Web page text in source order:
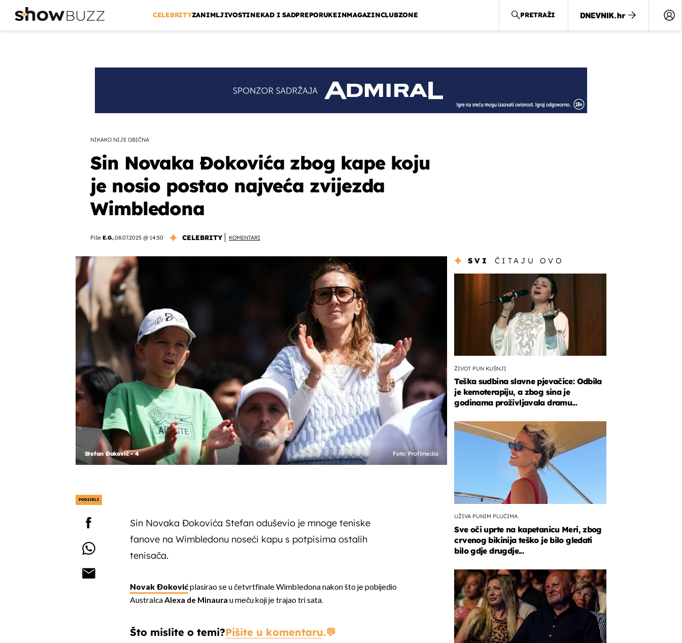
CELEBRITYZANIMLJIVOSTINEKAD I SADPREPORUKEINMAGAZINCLUBZONE PRETRAŽI
NIKAKO NIJE OBIČNA
Sin Novaka Đokovića zbog kape koju
je nosio postao najveća zvijezda
Wimbledona
Piše E.G.,08.07.2025 @ 14:50 CELEBRITY KOMENTARI
Stefan Đoković - 4 Foto: Profimedia
PODIJELI
Sin Novaka Đokovića Stefan oduševio je mnoge teniske
fanove na Wimbledonu noseći kapu s potpisima ostalih
tenisača.
Novak Đokovićplasirao se u četvrtfinale Wimbledona nakon što je pobijedio
AustralcaAlexa de Minaura u meču koji je trajao tri sata.
Što mislite o temi?Pišite u komentaru.
SVI ČITAJU OVO
ŽIVOT PUN KUŠNJI
Teška sudbina slavne pjevačice: Odbila
je kemoterapiju, a zbog sina je
godinama proživljavala dramu...
UŽIVA PUNIM PLUĆIMA
Sve oči uprte na kapetanicu Meri, zbog
crvenog bikinija teško je bilo gledati
bilo gdje drugdje...